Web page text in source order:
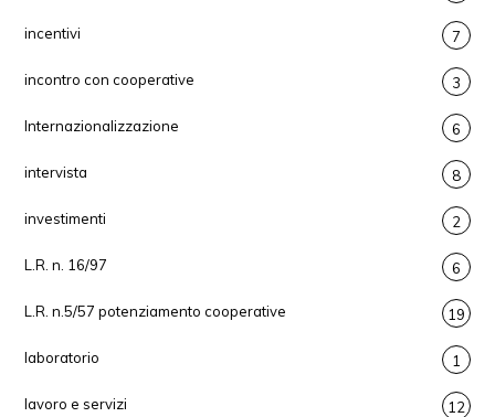
incentivi 7
incontro con cooperative 3
Internazionalizzazione 6
intervista 8
investimenti 2
L.R. n. 16/97 6
L.R. n.5/57 potenziamento cooperative 19
laboratorio 1
lavoro e servizi 12